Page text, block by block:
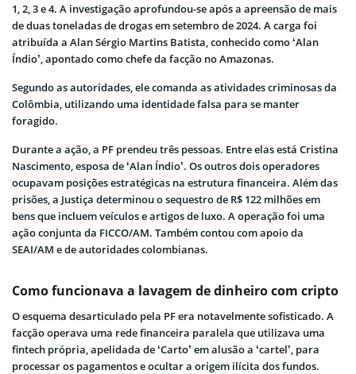
1, 2, 3 e 4. A investigação aprofundou-se após a apreensão de mais
de duas toneladas de drogas em setembro de 2024. A carga foi
atribuída a Alan Sérgio Martins Batista, conhecido como ‘Alan
Índio’, apontado como chefe da facção no Amazonas.
Segundo as autoridades, ele comanda as atividades criminosas da
Colômbia, utilizando uma identidade falsa para se manter
foragido.
Durante a ação, a PF prendeu três pessoas. Entre elas está Cristina
Nascimento, esposa de ‘Alan Índio’. Os outros dois operadores
ocupavam posições estratégicas na estrutura financeira. Além das
prisões, a Justiça determinou o sequestro de R$ 122 milhões em
bens que incluem veículos e artigos de luxo. A operação foi uma
ação conjunta da FICCO/AM. Também contou com apoio da
SEAI/AM e de autoridades colombianas.
Como funcionava a lavagem de dinheiro com cripto
O esquema desarticulado pela PF era notavelmente sofisticado. A
facção operava uma rede financeira paralela que utilizava uma
fintech própria, apelidada de ‘Carto’ em alusão a ‘cartel’, para
processar os pagamentos e ocultar a origem ilícita dos fundos.